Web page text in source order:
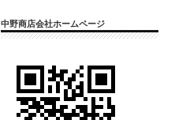
中野商店会社ホームページ